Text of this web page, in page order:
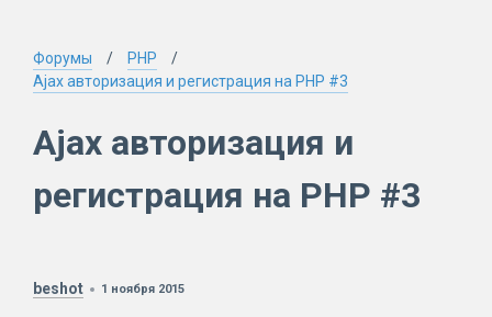
Форумы
PHP
Ajax авторизация и регистрация на PHP #3
Ajax авторизация и
регистрация на PHP #3
beshot 1 ноября 2015